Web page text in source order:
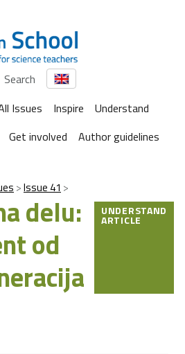
Search
Issues Inspire
Understand
Get involved Author guidelines
Issue 41
delu:
od
UNDERSTAND
ARTICLE